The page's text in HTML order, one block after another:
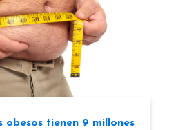
obesos tienen 9 millones